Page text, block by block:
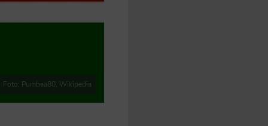
Foto: Pumbaa80, Wikipedia